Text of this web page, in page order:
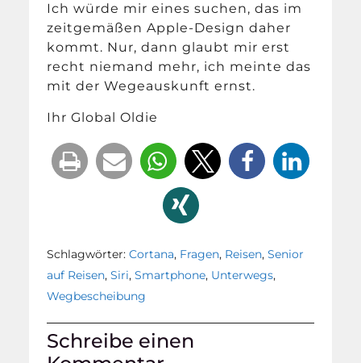
Ich würde mir eines suchen, das im
zeitgemäßen Apple-Design daher
kommt. Nur, dann glaubt mir erst
recht niemand mehr, ich meinte das
mit der Wegeauskunft ernst.
Ihr Global Oldie
Schlagwörter:Cortana, Fragen, Reisen,Senior
auf Reisen,Siri,Smartphone, Unterwegs,
Wegbescheibung
Schreibe einen